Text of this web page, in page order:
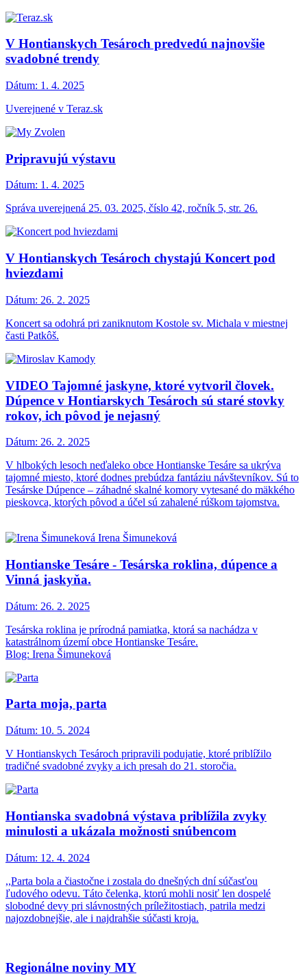
V Hontianskych Tesároch predvedú najnovšie
svadobné trendy
Dátum: 1. 4. 2025
Uverejnené v Teraz.sk
Pripravujú výstavu
Dátum: 1. 4. 2025
Správa uverejnená 25. 03. 2025, číslo 42, ročník 5, str. 26.
V Hontianskych Tesároch chystajú Koncert pod
hviezdami
Dátum: 26. 2. 2025
Koncert sa odohrá pri zaniknutom Kostole sv. Michala v miestnej
časti Patkôš.
VIDEO Tajomné jaskyne, ktoré vytvoril človek.
Dúpence v Hontiarskych Tesároch sú staré stovky
rokov, ich pôvod je nejasný
Dátum: 26. 2. 2025
V hlbokých lesoch neďaleko obce Hontianske Tesáre sa ukrýva
tajomné miesto, ktoré dodnes prebúdza fantáziu návštevníkov. Sú to
Tesárske Dúpence – záhadné skalné komory vytesané do mäkkého
pieskovca, ktorých pôvod a účel sú zahalené rúškom tajomstva.
Hontianske Tesáre - Tesárska roklina, dúpence a
Vinná jaskyňa.
Dátum: 26. 2. 2025
Tesárska roklina je prírodná pamiatka, ktorá sa nachádza v
katastrálnom území obce Hontianske Tesáre.
Blog: Irena Šimuneková
Parta moja, parta
Dátum: 10. 5. 2024
V Hontianskych Tesároch pripravili podujatie, ktoré priblížilo
tradičné svadobné zvyky a ich presah do 21. storočia.
Hontianska svadobná výstava priblížila zvyky
minulosti a ukázala možnosti snúbencom
Dátum: 12. 4. 2024
,,Parta bola a čiastočne i zostala do dnešných dní súčasťou
ľudového odevu. Táto čelenka, ktorú mohli nosiť len dospelé
slobodné devy pri slávnostných príležitostiach, patrila medzi
najozdobnejšie, ale i najdrahšie súčasti kroja.
Regionálne noviny MY